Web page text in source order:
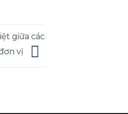
giữa các
vị